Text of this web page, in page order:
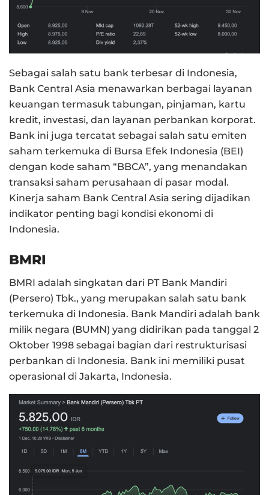
Sebagai salah satu bank terbesar di Indonesia,
Bank Central Asia menawarkan berbagai layanan
keuangan termasuk tabungan, pinjaman, kartu
kredit, investasi, dan layanan perbankan korporat.
Bank ini juga tercatat sebagai salah satu emiten
saham terkemuka di Bursa Efek Indonesia (BEI)
dengan kode saham “BBCA”, yang menandakan
transaksi saham perusahaan di pasar modal.
Kinerja saham Bank Central Asia sering dijadikan
indikator penting bagi kondisi ekonomi di
Indonesia.
BMRI
BMRI adalah singkatan dari PT Bank Mandiri
(Persero) Tbk., yang merupakan salah satu bank
terkemuka di Indonesia. Bank Mandiri adalah bank
milik negara (BUMN) yang didirikan pada tanggal 2
Oktober 1998 sebagai bagian dari restrukturisasi
perbankan di Indonesia. Bank ini memiliki pusat
operasional di Jakarta, Indonesia.